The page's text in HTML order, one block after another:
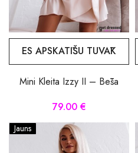
ES APSKATĪŠU TUVĀK
Mini Kleita Izzy II – Bēša
79.00 €
Jauns